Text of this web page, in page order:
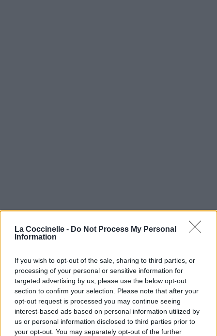
La Coccinelle - Do Not Process My Personal
Information
If you wish to opt-out of the sale, sharing to third parties, or
processing of your personal or sensitive information for
targeted advertising by us, please use the below opt-out
section to confirm your selection. Please note that after your
opt-out request is processed you may continue seeing
interest-based ads based on personal information utilized by
us or personal information disclosed to third parties prior to
your opt-out. You may separately opt-out of the further